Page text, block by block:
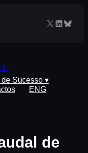
X LinkedIn
Sucesso ▾
ENG
de